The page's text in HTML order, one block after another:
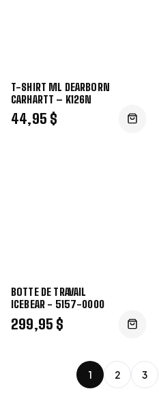
T-SHIRT ML DEARBORN
CARHARTT – K126N
44,95 $
BOTTE DE TRAVAIL
ICEBEAR - 5157-0000
299,95 $
1 2 3